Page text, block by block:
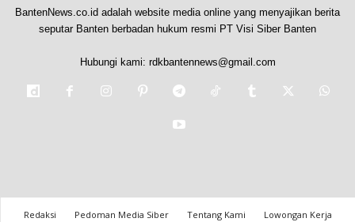
BantenNews.co.id adalah website media online yang menyajikan berita
seputar Banten berbadan hukum resmi PT Visi Siber Banten
Hubungi kami: rdkbantennews@gmail.com
Redaksi Pedoman Media Siber Tentang Kami
Lowongan Kerja